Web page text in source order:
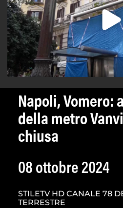
Napoli, Vomero:
della metro
chiusa
08 ottobre 2024
STILETV HD CANALE 78
TERRESTRE